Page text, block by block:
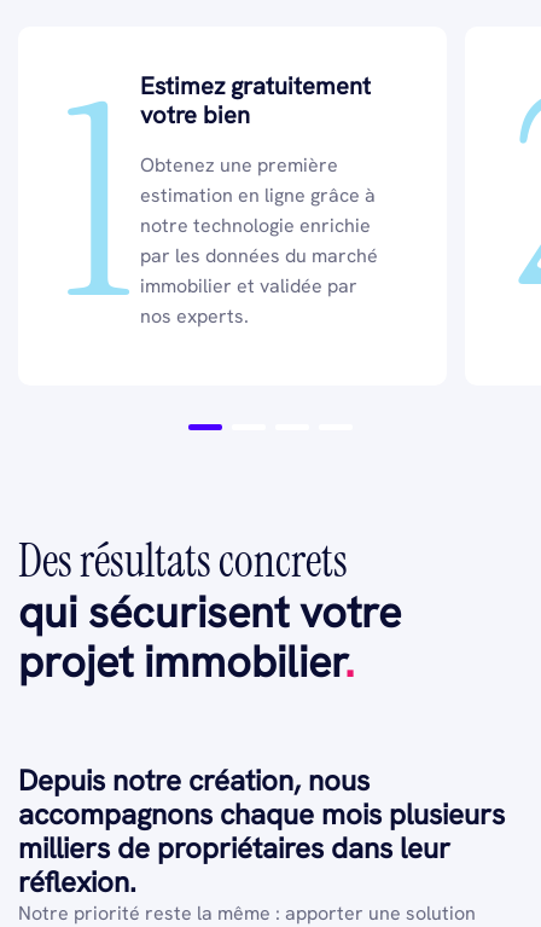
1 Estimez gratuitement
votre bien
Obtenez une première
estimation en ligne grâce à
notre technologie enrichie
par les données du marché
immobilier et validée par
nos experts.
Des résultats concrets
qui sécurisent votre
projet immobilier.
Depuis notre création, nous
accompagnons chaque mois plusieurs
milliers de propriétaires dans leur
réflexion.
Notre priorité reste la même : apporter une solution